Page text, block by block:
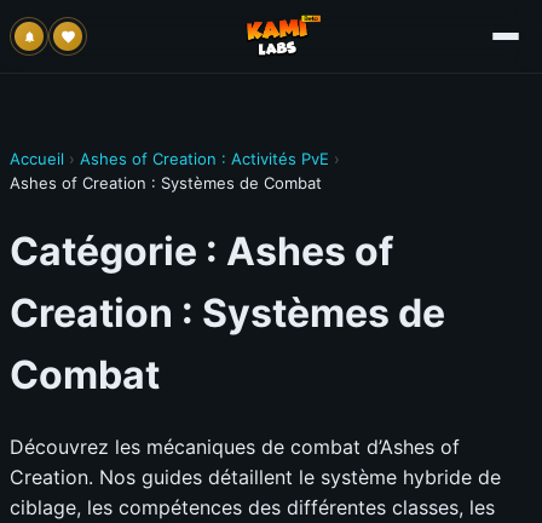
Accueil › Ashes of Creation : Activités PvE ›
Ashes of Creation : Systèmes de Combat
Catégorie : Ashes of
Creation : Systèmes de
Combat
Découvrez les mécaniques de combat d’Ashes of
Creation. Nos guides détaillent le système hybride de
ciblage, les compétences des différentes classes, les